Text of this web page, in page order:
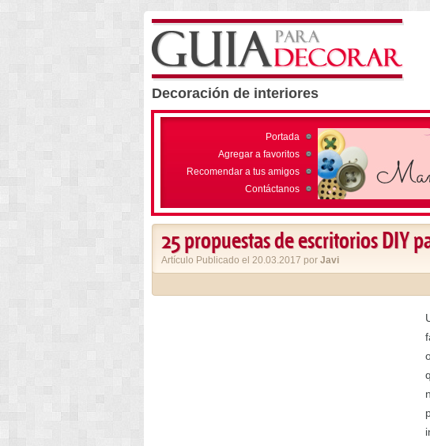
Decoración de interiores
Portada
Agregar a favoritos
Recomendar a tus amigos
Contáctanos
25 propuestas de escritorios DIY
Artículo Publicado el 20.03.2017 por Javi